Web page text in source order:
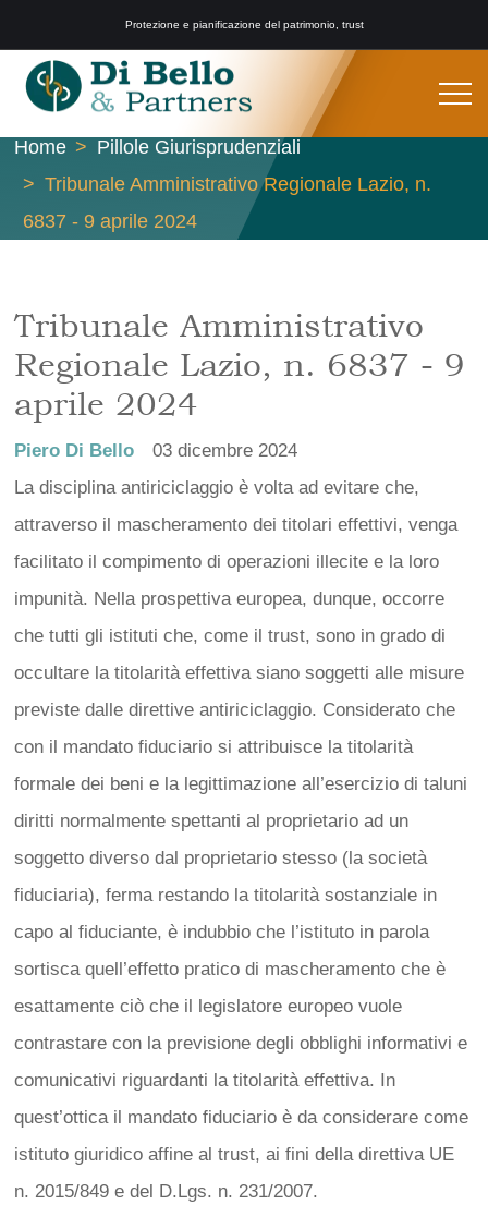
Protezione e pianificazione del patrimonio, trust
Home
Pillole Giurisprudenziali
Tribunale Amministrativo Regionale Lazio, n.
6837 - 9 aprile 2024
Tribunale Amministrativo
Regionale Lazio, n. 6837 - 9
aprile 2024
Piero Di Bello
03 dicembre 2024
La disciplina antiriciclaggio è volta ad evitare che,
attraverso il mascheramento dei titolari effettivi, venga
facilitato il compimento di operazioni illecite e la loro
impunità. Nella prospettiva europea, dunque, occorre
che tutti gli istituti che, come il trust, sono in grado di
occultare la titolarità effettiva siano soggetti alle misure
previste dalle direttive antiriciclaggio. Considerato che
con il mandato fiduciario si attribuisce la titolarità
formale dei beni e la legittimazione all’esercizio di taluni
diritti normalmente spettanti al proprietario ad un
soggetto diverso dal proprietario stesso (la società
fiduciaria), ferma restando la titolarità sostanziale in
capo al fiduciante, è indubbio che l’istituto in parola
sortisca quell’effetto pratico di mascheramento che è
esattamente ciò che il legislatore europeo vuole
contrastare con la previsione degli obblighi informativi e
comunicativi riguardanti la titolarità effettiva. In
quest’ottica il mandato fiduciario è da considerare come
istituto giuridico affine al trust, ai fini della direttiva UE
n. 2015/849 e del D.Lgs. n. 231/2007.